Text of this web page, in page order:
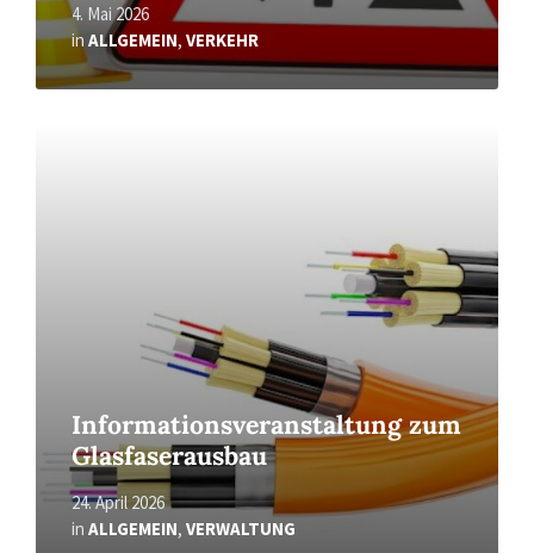
4. Mai 2026
inALLGEMEIN, VERKEHR
Informationsveranstaltung zum
Glasfaserausbau
24. April 2026
in ALLGEMEIN, VERWALTUNG